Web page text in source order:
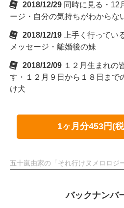
2018/12/29 同時に見る・12
ージ・自分の気持ちがわからな
2018/12/19
上手く行ってい
メッセージ・離婚後の妹
2018/12/09 １２月生まれの
す・１２月９日から１８日まで
け犬
1ヶ月分453円(
五十嵐由家の「それ行けヌメロロジ
バックナンバ